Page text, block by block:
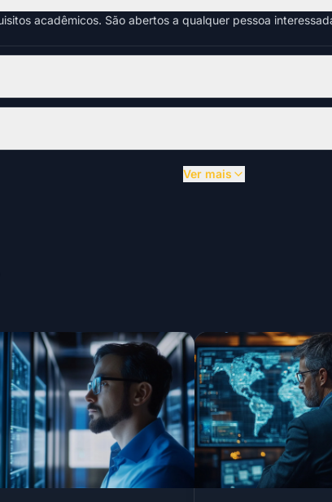
acadêmicos. São abertos a qualquer pessoa
Ver mais